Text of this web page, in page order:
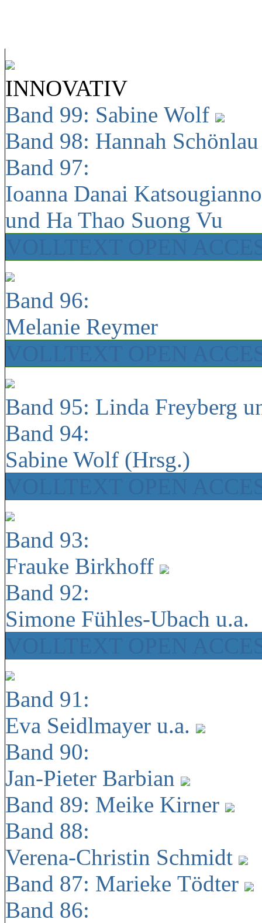
INNOVATIV
Band 99: Sabine Wolf
Band 98: Hannah
Band 97:
Ioanna Danai
und Ha Thao Suong Vu
Band 96:
Melanie Reymer
Band 95: Linda Freyberg
Band 94:
Sabine Wolf (Hrsg.)
Band 93:
Frauke Birkhoff
Band 92:
Simone Fühles-Ubach u.a.
Band 91:
Eva Seidlmayer u.a.
Band 90:
Jan-Pieter Barbian
Band 89: Meike Kirner
Band 88:
Verena-Christin Schmidt
Band 87: Marieke Tödter
Band 86: